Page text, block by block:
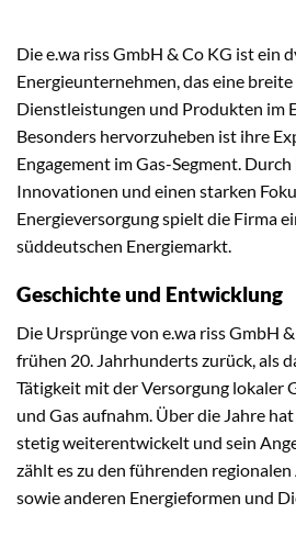
Die e.wa riss GmbH & Co KG ist ein
Energieunternehmen, das eine
Dienstleistungen und Produkten im
Besonders hervorzuheben ist ihre
Engagement im Gas-Segment.
Innovationen und einen starken
Energieversorgung spielt die Firma
süddeutschen Energiemarkt.
Geschichte und Entwicklung
Die Ursprünge von e.wa riss GmbH
frühen 20. Jahrhunderts zurück, als
Tätigkeit mit der Versorgung lokaler
und Gas aufnahm. Über die Jahre
stetig weiterentwickelt und sein
zählt es zu den führenden
sowie anderen Energieformen und